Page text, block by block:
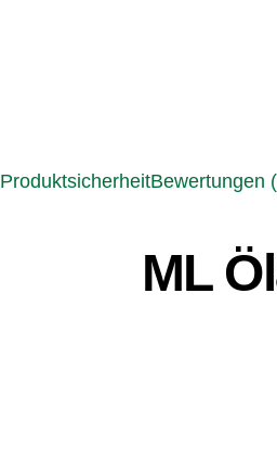
ProduktsicherheitBewertungen
ML